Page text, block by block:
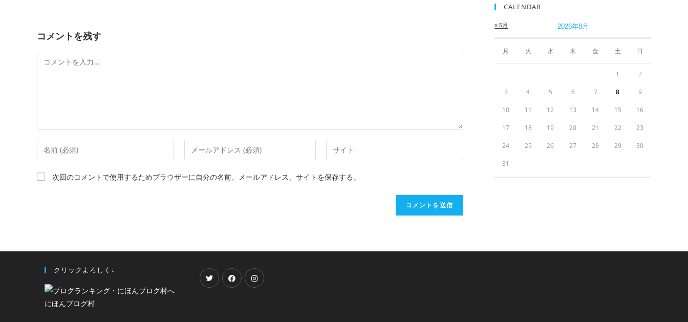
コメントを残す
次回のコメントで使用するためブラウザーに自分の名前、メールアドレス、サイトを保存する。
CALENDAR
2026年8月
月 火 水 木 金 土 日
« 5月
1 2
3 4 5 6 7 8 9
10 11 12 13 14 15 16
17 18 19 20 21 22 23
24 25 26 27 28 29 30
31
クリックよろしく↓
にほんブログ村